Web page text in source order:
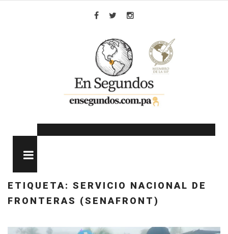
ETIQUETA: SERVICIO NACIONAL DE
FRONTERAS (SENAFRONT)